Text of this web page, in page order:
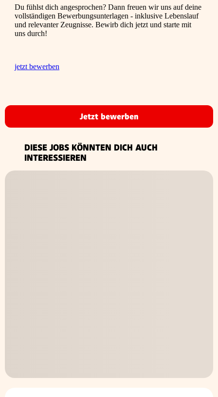
Du fühlst dich angesprochen? Dann freuen wir uns auf deine
vollständigen Bewerbungsunterlagen - inklusive Lebenslauf
und relevanter Zeugnisse. Bewirb dich jetzt und starte mit
uns durch!
jetzt bewerben
Jetzt bewerben
DIESE JOBS KÖNNTEN DICH AUCH
INTERESSIEREN